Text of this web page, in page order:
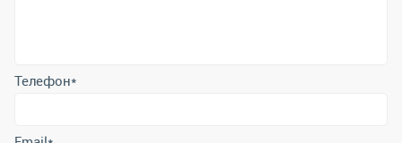
Отправляя форму вы подтверждаете согласие с